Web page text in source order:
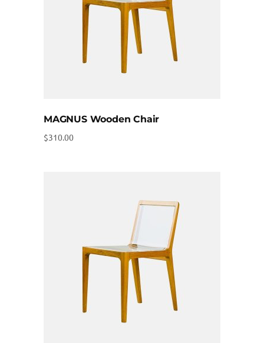
MAGNUS Wooden Chair
$310.00